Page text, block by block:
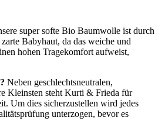
super softe Bio Baumwolle ist durch
Babyhaut, da das weiche und
hohen Tragekomfort aufweist,
Neben geschlechtsneutralen,
Kleinsten steht Kurti & Frieda für
Um dies sicherzustellen wird jedes
unterzogen, bevor es